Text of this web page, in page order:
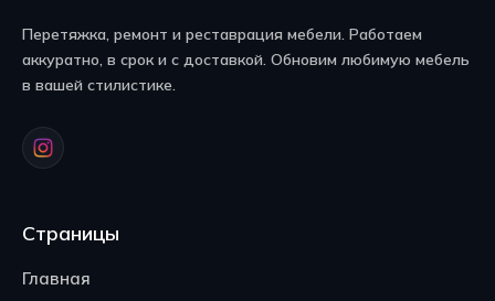
Перетяжка, ремонт и реставрация мебели. Работаем
аккуратно, в срок и с доставкой. Обновим любимую мебель
в вашей стилистике.
Страницы
Главная